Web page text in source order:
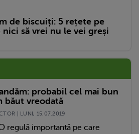
de biscuiți: 5 rețete pe
nici să vrei nu le vei greși
probabil cel mai bun
băut vreodată
| LUNI, 15.07.2019
regulă importantă pe care